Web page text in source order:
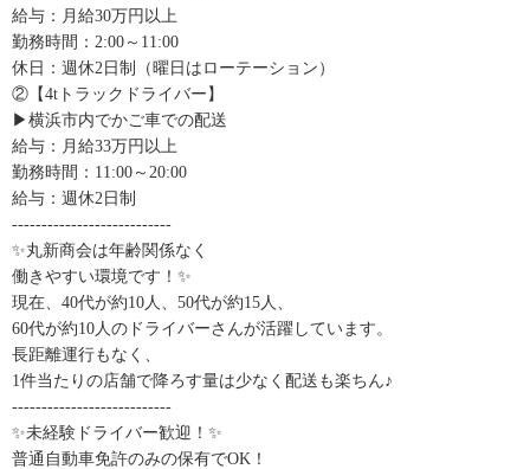
給与：月給30万円以上
勤務時間：2:00～11:00
休日：週休2日制（曜日はローテーション）
②【4tトラックドライバー】
▶横浜市内でかご車での配送
給与：月給33万円以上
勤務時間：11:00～20:00
給与：週休2日制
---------------------------
✨丸新商会は年齢関係なく
働きやすい環境です！✨
現在、40代が約10人、50代が約15人、
60代が約10人のドライバーさんが活躍しています。
長距離運行もなく、
1件当たりの店舗で降ろす量は少なく配送も楽ちん♪
---------------------------
✨未経験ドライバー歓迎！✨
普通自動車免許のみの保有でOK！